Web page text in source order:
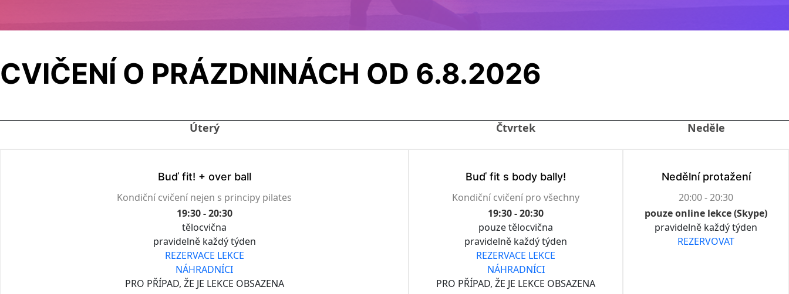
CVIČENÍ O PRÁZDNINÁCH OD 6.8.2026
Úterý Čtvrtek Neděle
Buď fit! + over ball
Kondiční cvičení nejen s principy pilates
19:30 - 20:30
tělocvična
pravidelně každý týden
REZERVACE LEKCE
NÁHRADNÍCI
PRO PŘÍPAD, ŽE JE LEKCE OBSAZENA
Buď fit s body bally!
Kondiční cvičení pro všechny
19:30 - 20:30
pouze tělocvična
pravidelně každý týden
REZERVACE LEKCE
NÁHRADNÍCI
PRO PŘÍPAD, ŽE JE LEKCE OBSAZENA
Nedělní protažení
20:00 - 20:30
pouze online lekce (Skype)
pravidelně každý týden
REZERVOVAT